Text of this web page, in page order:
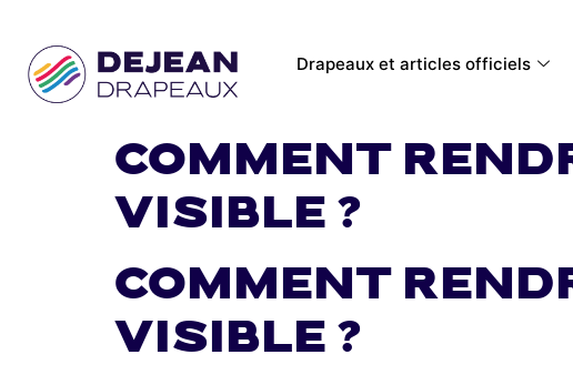
Drapeaux et articles officiels
Comment
visible ?
Comment
visible ?